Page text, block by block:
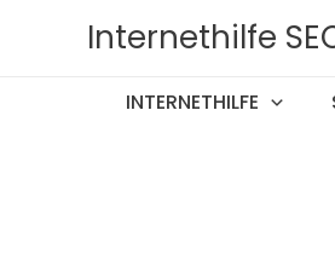
Internethilfe
INTERNETHILFE